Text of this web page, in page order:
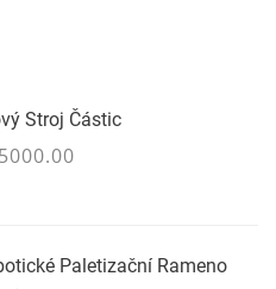
Stroj Částic
Paletizační Rameno